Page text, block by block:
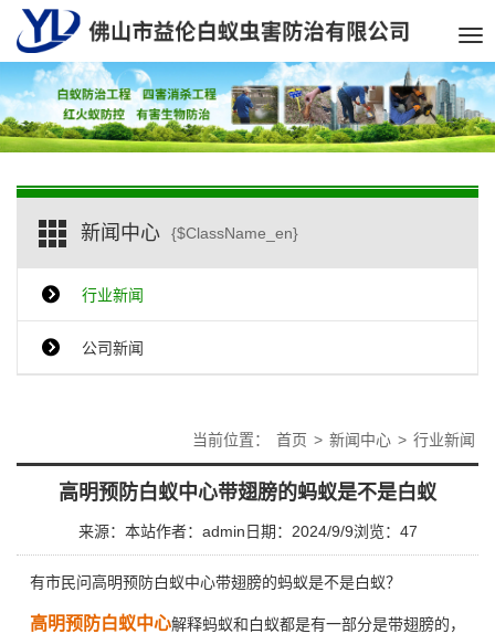
新闻中心 {$ClassName_en}
行业新闻
公司新闻
当前位置： 首页 > 新闻中心 > 行业新闻
高明预防白蚁中心带翅膀的蚂蚁是不是白蚁
来源：本站作者：admin 日期：2024/9/9浏览： 47
有市民问高明预防白蚁中心带翅膀的蚂蚁是不是白蚁？
高明预防白蚁中心解释蚂蚁和白蚁都是有一部分是带翅膀的，